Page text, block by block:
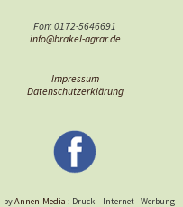
Fon: 0172-5646691
info@brakel-agrar.de
Impressum
Datenschutzerklärung
byAnnen-Media : Druck - Internet-Werbung